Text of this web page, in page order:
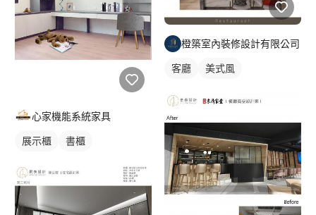
心家機能系統家具
展示櫃 書櫃
橙築室內裝修設計有限公司
客廳 美式風